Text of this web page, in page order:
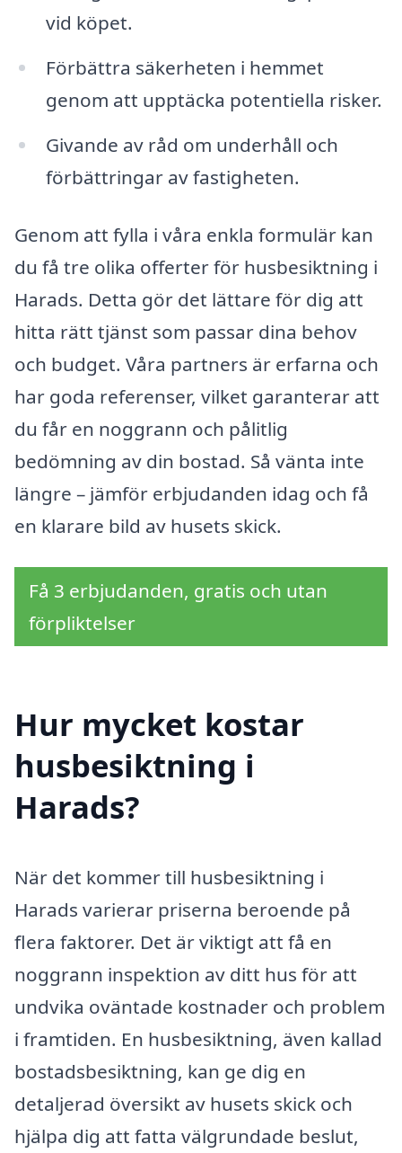
vid köpet.
Förbättra säkerheten i hemmet
genom att upptäcka potentiella risker.
Givande av råd om underhåll och
förbättringar av fastigheten.
Genom att fylla i våra enkla formulär kan
du få tre olika offerter för husbesiktning i
Harads. Detta gör det lättare för dig att
hitta rätt tjänst som passar dina behov
och budget. Våra partners är erfarna och
har goda referenser, vilket garanterar att
du får en noggrann och pålitlig
bedömning av din bostad. Så vänta inte
längre – jämför erbjudanden idag och få
en klarare bild av husets skick.
Få 3 erbjudanden, gratis och utan
förpliktelser
Hur mycket kostar
husbesiktning i
Harads?
När det kommer till husbesiktning i
Harads varierar priserna beroende på
flera faktorer. Det är viktigt att få en
noggrann inspektion av ditt hus för att
undvika oväntade kostnader och problem
i framtiden. En husbesiktning, även kallad
bostadsbesiktning, kan ge dig en
detaljerad översikt av husets skick och
hjälpa dig att fatta välgrundade beslut,